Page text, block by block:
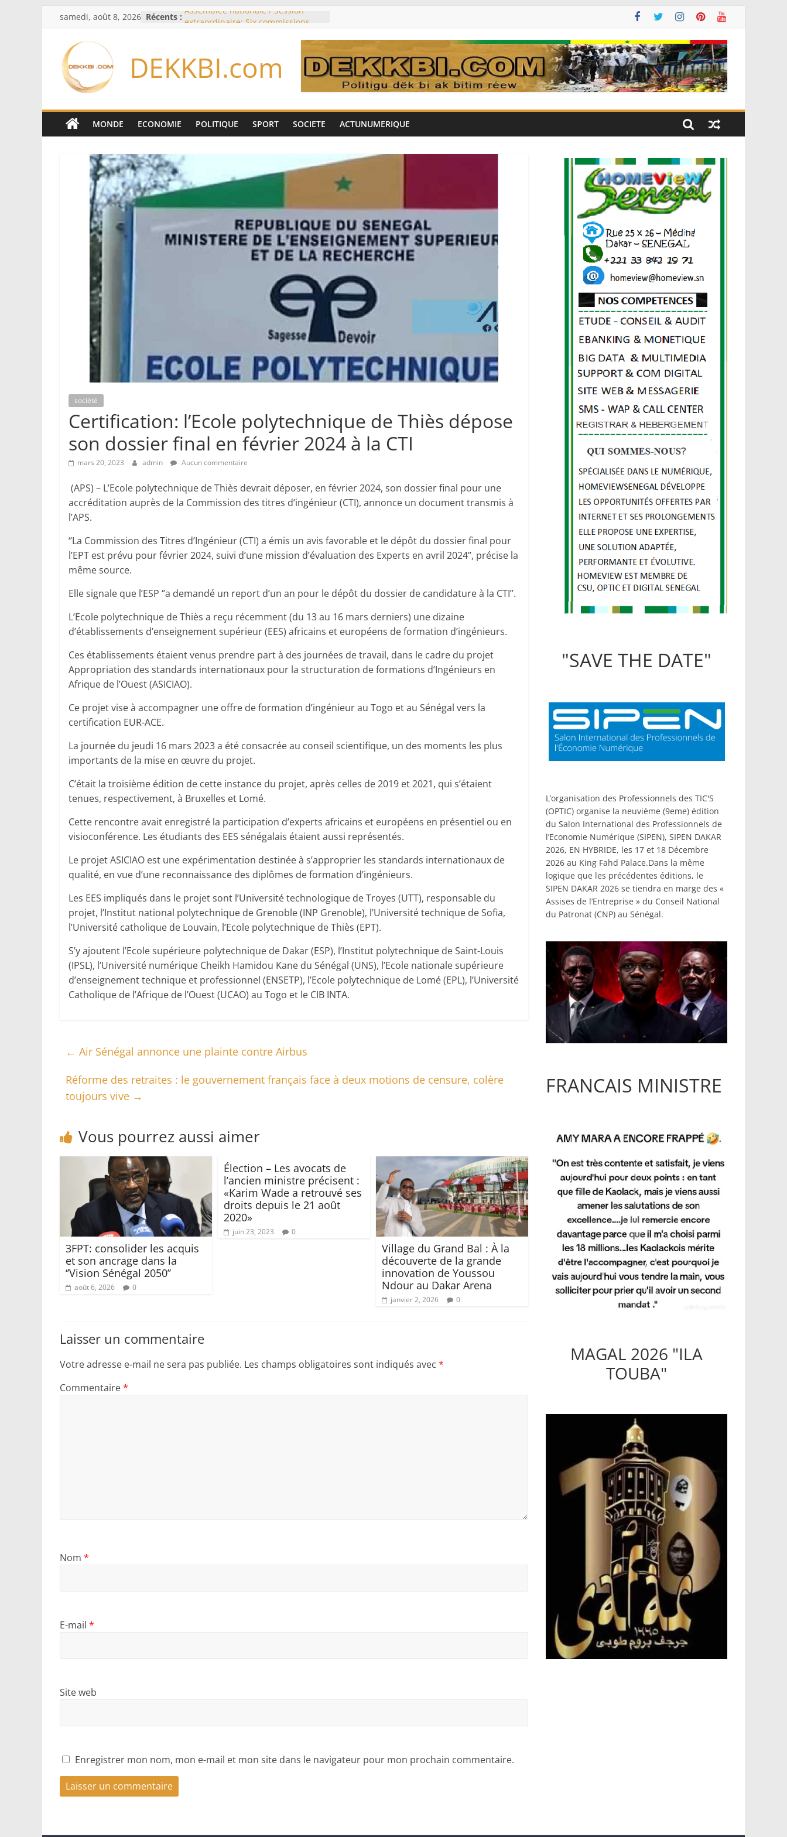
Passer
contenu
samedi, août 8, 2026 Récents : Assemblée nationale / Session
d’enquête à l’ordre du jour ce lundi
de la Espriella
Bénin: Patrice Talon élu président
Moyen-Orient: l’Arabie saoudite, le
Pakistan et la Turquie signent un
accord de défense
exportations de cuivre et de cobalt
concentrés pour valoriser sa
production
DEKKBI.com
MONDE ECONOMIE POLITIQUE SPORT SOCIETE ACTUNUMERIQUE
société
Certification: l’Ecole polytechnique de Thiès dépose
son dossier final en février 2024 à la CTI
mars 20, 2023 admin Aucun commentaire
(APS) – L’Ecole polytechnique de Thiès devrait déposer, en février 2024, son dossier final pour une
accréditation auprès de la Commission des titres d’ingénieur (CTI), annonce un document transmis à
l’APS.
‘’La Commission des Titres d’Ingénieur (CTI) a émis un avis favorable et le dépôt du dossier final pour
l’EPT est prévu pour février 2024, suivi d’une mission d’évaluation des Experts en avril 2024’’, précise la
même source.
Elle signale que l’ESP ‘’a demandé un report d’un an pour le dépôt du dossier de candidature à la CTI’’.
L’Ecole polytechnique de Thiès a reçu récemment (du 13 au 16 mars derniers) une dizaine
d’établissements d’enseignement supérieur (EES) africains et européens de formation d’ingénieurs.
Ces établissements étaient venus prendre part à des journées de travail, dans le cadre du projet
Appropriation des standards internationaux pour la structuration de formations d’Ingénieurs en
Afrique de l’Ouest (ASICIAO).
Ce projet vise à accompagner une offre de formation d’ingénieur au Togo et au Sénégal vers la
certification EUR-ACE.
La journée du jeudi 16 mars 2023 a été consacrée au conseil scientifique, un des moments les plus
importants de la mise en œuvre du projet.
C’était la troisième édition de cette instance du projet, après celles de 2019 et 2021, qui s’étaient
tenues, respectivement, à Bruxelles et Lomé.
Cette rencontre avait enregistré la participation d’experts africains et européens en présentiel ou en
visioconférence. Les étudiants des EES sénégalais étaient aussi représentés.
Le projet ASICIAO est une expérimentation destinée à s’approprier les standards internationaux de
qualité, en vue d’une reconnaissance des diplômes de formation d’ingénieurs.
Les EES impliqués dans le projet sont l’Université technologique de Troyes (UTT), responsable du
projet, l’Institut national polytechnique de Grenoble (INP Grenoble), l’Université technique de Sofia,
l’Université catholique de Louvain, l’Ecole polytechnique de Thiès (EPT).
S’y ajoutent l’Ecole supérieure polytechnique de Dakar (ESP), l’Institut polytechnique de Saint-Louis
(IPSL), l’Université numérique Cheikh Hamidou Kane du Sénégal (UNS), l’Ecole nationale supérieure
d’enseignement technique et professionnel (ENSETP), l’Ecole polytechnique de Lomé (EPL), l’Université
Catholique de l’Afrique de l’Ouest (UCAO) au Togo et le CIB INTA.
← Air Sénégal annonce une plainte contre Airbus
Réforme des retraites : le gouvernement français face à deux motions de censure, colère
toujours vive →
Vous pourrez aussi aimer
3FPT: consolider les acquis
et son ancrage dans la
‘’Vision Sénégal 2050’’
août 6, 2026 0
Élection – Les avocats de
l’ancien ministre précisent :
«Karim Wade a retrouvé ses
droits depuis le 21 août
2020»
juin 23, 2023 0
Village du Grand Bal : À la
découverte de la grande
innovation de Youssou
Ndour au Dakar Arena
janvier 2, 2026 0
Laisser un commentaire
Votre adresse e-mail ne sera pas publiée. Les champs obligatoires sont indiqués avec *
Commentaire*
Nom *
E-mail *
Site web
Enregistrer mon nom, mon e-mail et mon site dans le navigateur pour mon prochain commentaire.
"SAVE THE DATE"
L’organisation des Professionnels des TIC'S
(OPTIC) organise la neuvième (9eme) édition
du Salon International des Professionnels de
l’Economie Numérique (SIPEN), SIPEN DAKAR
2026, EN HYBRIDE, les 17 et 18 Décembre
2026 au King Fahd Palace.Dans la même
logique que les précédentes éditions, le
SIPEN DAKAR 2026 se tiendra en marge des «
Assises de l’Entreprise » du Conseil National
du Patronat (CNP) au Sénégal.
FRANCAIS MINISTRE
MAGAL 2026 "ILA
TOUBA"